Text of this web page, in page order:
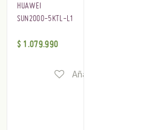
a lista de deseos
HUAWEI
SUN2000-5KTL-L1
$ 1.079.990
Añadir a lista de